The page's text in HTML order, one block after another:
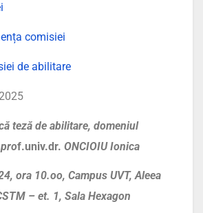
comisiei
de abilitare
teză de abilitare, domeniul
prof.univ.dr. ONCIOIU Ionica
ora 10.oo, Campus UVT, Aleea
– et. 1, Sala Hexagon